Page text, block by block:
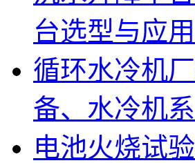
台选型与应
循环水冷机
备、水冷机
电池火烧试